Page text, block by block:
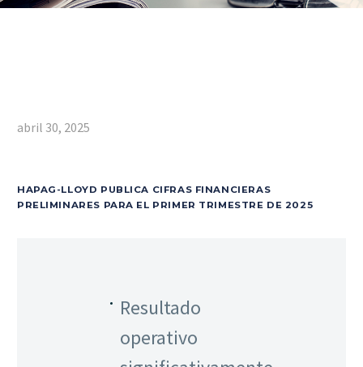
abril 30, 2025
HAPAG-LLOYD PUBLICA CIFRAS FINANCIERAS
PRELIMINARES PARA EL PRIMER TRIMESTRE DE 2025
Resultado
operativo